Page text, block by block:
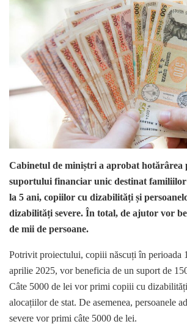
Cabinetul de miniștri a aprobat hotărârea
suportului financiar unic destinat familiilor
la 5 ani, copiilor cu dizabilități și
dizabilități severe. În total, de ajutor vor
de mii de persoane.
Potrivit proiectului, copiii născuți în perioada
aprilie 2025, vor beneficia de un suport de
Câte 5000 de lei vor primi copiii cu
alocațiilor de stat. De asemenea, persoanele
severe vor primi câte 5000 de lei.